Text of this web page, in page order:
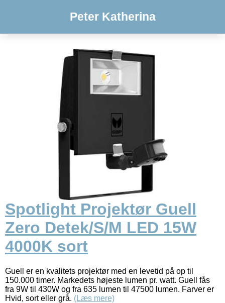
Peter Katherina
Spotlight Projektør Guell
Zero Detek/S/M LED 15W
4000K sort
Guell er en kvalitets projektør med en levetid på op til
150.000 timer. Markedets højeste lumen pr. watt. Guell fås
fra 9W til 430W og fra 635 lumen til 47500 lumen. Farver er
Hvid, sort eller grå. (Læs mere)